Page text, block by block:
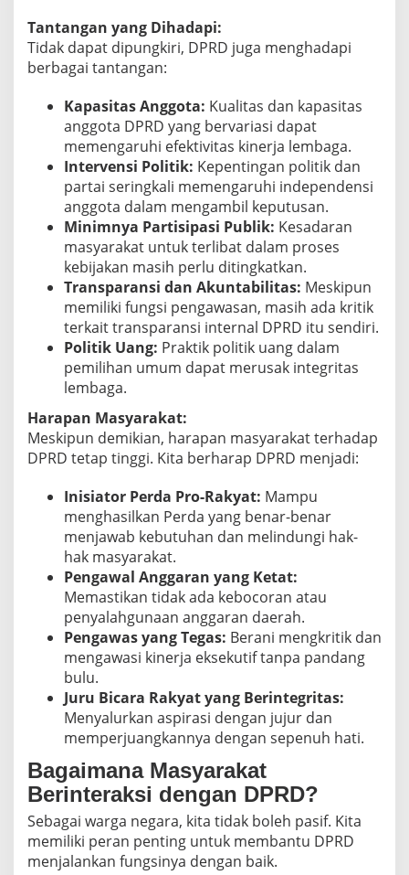
Tantangan yang Dihadapi:
Tidak dapat dipungkiri, DPRD juga menghadapi
berbagai tantangan:
Kapasitas Anggota: Kualitas dan kapasitas
anggota DPRD yang bervariasi dapat
memengaruhi efektivitas kinerja lembaga.
Intervensi Politik: Kepentingan politik dan
partai seringkali memengaruhi independensi
anggota dalam mengambil keputusan.
Minimnya Partisipasi Publik: Kesadaran
masyarakat untuk terlibat dalam proses
kebijakan masih perlu ditingkatkan.
Transparansi dan Akuntabilitas: Meskipun
memiliki fungsi pengawasan, masih ada kritik
terkait transparansi internal DPRD itu sendiri.
Politik Uang: Praktik politik uang dalam
pemilihan umum dapat merusak integritas
lembaga.
Harapan Masyarakat:
Meskipun demikian, harapan masyarakat terhadap
DPRD tetap tinggi. Kita berharap DPRD menjadi:
Inisiator Perda Pro-Rakyat: Mampu
menghasilkan Perda yang benar-benar
menjawab kebutuhan dan melindungi hak-
hak masyarakat.
Pengawal Anggaran yang Ketat:
Memastikan tidak ada kebocoran atau
penyalahgunaan anggaran daerah.
Pengawas yang Tegas: Berani mengkritik dan
mengawasi kinerja eksekutif tanpa pandang
bulu.
Juru Bicara Rakyat yang Berintegritas:
Menyalurkan aspirasi dengan jujur dan
memperjuangkannya dengan sepenuh hati.
Bagaimana Masyarakat
Berinteraksi dengan DPRD?
Sebagai warga negara, kita tidak boleh pasif. Kita
memiliki peran penting untuk membantu DPRD
menjalankan fungsinya dengan baik.